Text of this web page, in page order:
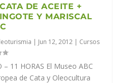
DE ACEITE +
Y MARISCAL
| Jun 12, 2012 | Cursos
– 11 HORAS El Museo ABC
de Cata y Oleocultura